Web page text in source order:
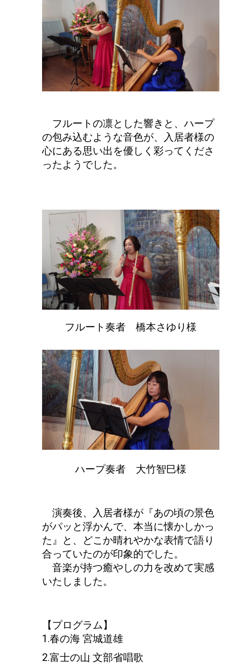
フルートの凛とした響きと、ハープ
の包み込むような音色が、入居者様の
心にある思い出を優しく彩ってくださ
ったようでした。
フルート奏者 橋本さゆり様
ハープ奏者 大竹智巳様
演奏後、入居者様が『あの頃の景色
がパッと浮かんで、本当に懐かしかっ
た』と、どこか晴れやかな表情で語り
合っていたのが印象的でした。
音楽が持つ癒やしの力を改めて実感
いたしました。
【プログラム】
1.春の海 宮城道雄
2.富士の山 文部省唱歌